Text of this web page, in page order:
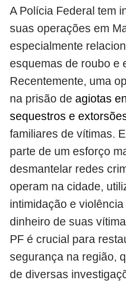
A Polícia Federal tem
suas operações em
especialmente
esquemas de roubo e
Recentemente, uma
na prisão de agiotas
sequestros e
familiares de vítimas.
parte de um esforço
desmantelar redes
operam na cidade,
intimidação e
dinheiro de suas
PF é crucial para
segurança na região,
de diversas